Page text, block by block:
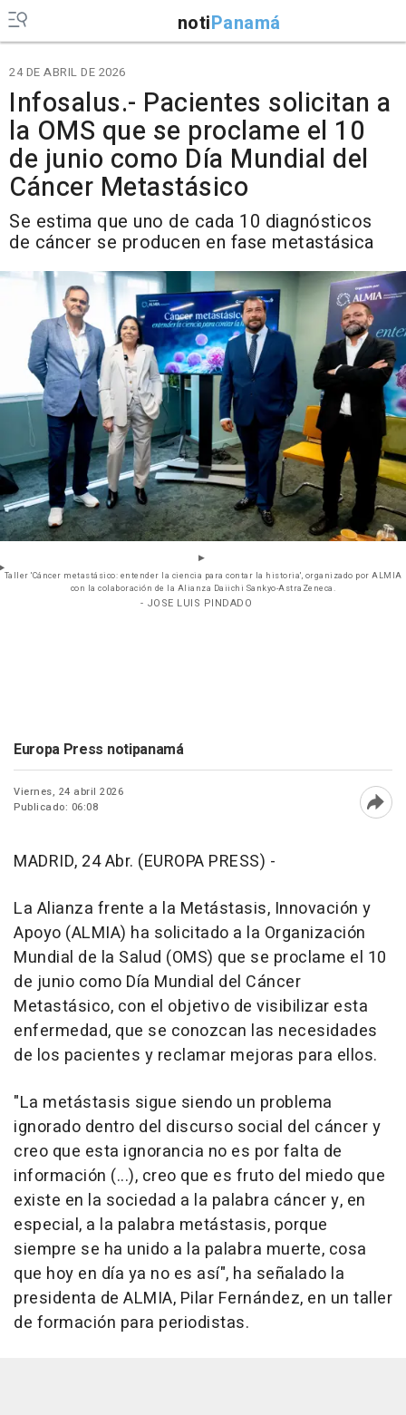
notiPanamá
24 DE ABRIL DE 2026
Infosalus.- Pacientes solicitan a
la OMS que se proclame el 10
de junio como Día Mundial del
Cáncer Metastásico
Se estima que uno de cada 10 diagnósticos
de cáncer se producen en fase metastásica
Taller 'Cáncer metastásico: entender la ciencia para contar la historia', organizado por ALMIA
con la colaboración de la Alianza Daiichi Sankyo-AstraZeneca.
- JOSE LUIS PINDADO
Europa Press notipanamá
Viernes, 24 abril 2026
Publicado: 06:08
MADRID, 24 Abr. (EUROPA PRESS) -
La Alianza frente a la Metástasis, Innovación y
Apoyo (ALMIA) ha solicitado a la Organización
Mundial de la Salud (OMS) que se proclame el 10
de junio como Día Mundial del Cáncer
Metastásico, con el objetivo de visibilizar esta
enfermedad, que se conozcan las necesidades
de los pacientes y reclamar mejoras para ellos.
"La metástasis sigue siendo un problema
ignorado dentro del discurso social del cáncer y
creo que esta ignorancia no es por falta de
información (...), creo que es fruto del miedo que
existe en la sociedad a la palabra cáncer y, en
especial, a la palabra metástasis, porque
siempre se ha unido a la palabra muerte, cosa
que hoy en día ya no es así", ha señalado la
presidenta de ALMIA, Pilar Fernández, en un taller
de formación para periodistas.